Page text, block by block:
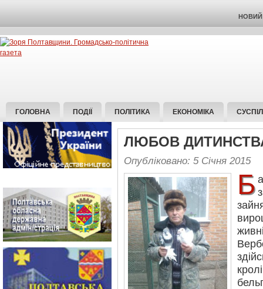
НОВИЙ
ГОЛОВНА ПОДІЇ ПОЛІТИКА ЕКОНОМІКА
ЛЮБОВ
Опубліковано: 5 Січня 2015
Б